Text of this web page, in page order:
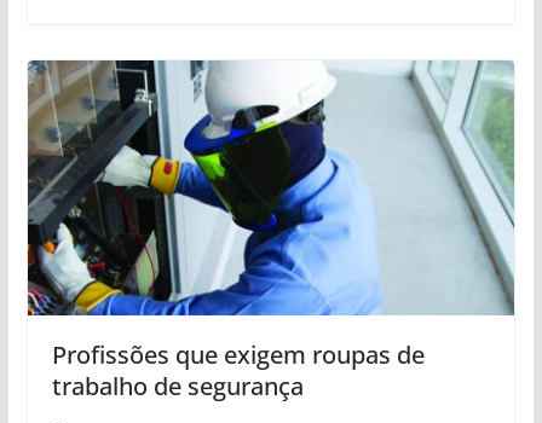
Profissões que exigem roupas de
trabalho de segurança